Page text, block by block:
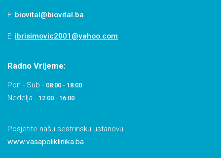
E: biovital@biovital.ba
E: ibrisimovic2001@yahoo.com
Radno Vrijeme:
Pon - Sub - 08:00 - 18:00
Nedelja - 12:00 - 16:00
Posjetite našu sestrinsku ustanovu
www.vasapoliklinika.ba